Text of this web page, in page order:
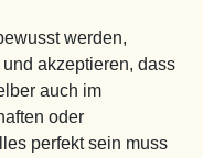
werden,
akzeptieren, dass
auch im
oder
perfekt sein muss